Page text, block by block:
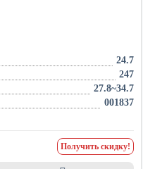
24.7
247
27.8~34.7
001837
Получить скидку!